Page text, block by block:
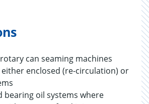
can seaming machines
enclosed (re-circulation) or
bearing oil systems where